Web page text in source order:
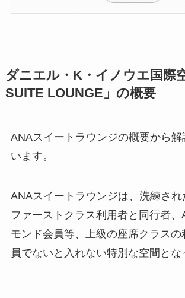
ダニエル・K・イノウエ国際
SUITE LOUNGE」の概要
ANAスイートラウンジの概要から解
います。
ANAスイートラウンジは、洗練され
ファーストクラス利用者と同行者、
モンド会員等、上級の座席クラスの
員でないと入れない特別な空間とな